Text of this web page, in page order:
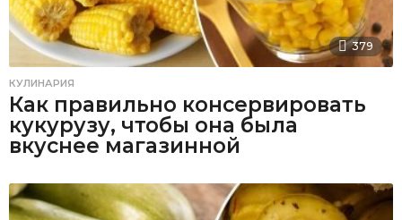
379
КУЛИНАРИЯ
Как правильно консервировать
кукурузу, чтобы она была
вкуснее магазинной